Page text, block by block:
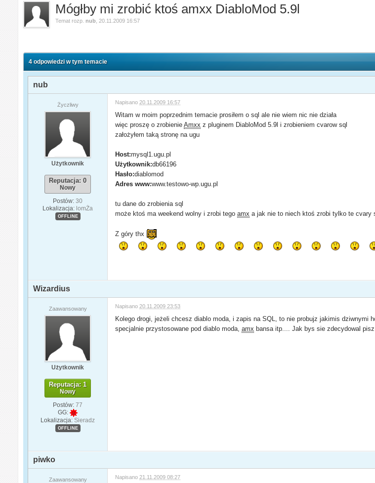
Mógłby mi zrobić ktoś amxx DiabloMod 5.9l
Temat rozp.nub 20.11.2009 16:57
4 odpowiedzi w tym temacie
nub
Życzliwy
Użytkownik
Reputacja: 0
Nowy
Postów: 30
Lokalizacja: lomŻa
OFFLINE
Napisano 20.11.2009 16:57
Witam w moim poprzednim temacie prosiłem o sql ale nie wiem nic nie działa
więc proszę o zrobienieAmxx z pluginem DiabloMod 5.9l i zrobieniem cvarow sql
założyłem taką stronę na ugu
Host:mysql1.ugu.pl
Użytkownik:db66196
Hasło:diablomod
Adres www:www.testowo-wp.ugu.pl
tu dane do zrobienia sql
może ktoś ma weekend wolny i zrobi tegoamx a jak nie to niech ktoś zrobi tylko te cvary
Z góry thx
Wizardius
Zaawansowany
Użytkownik
Reputacja: 1
Nowy
Postów: 77
GG:
Lokalizacja: Sieradz
OFFLINE
Napisano 20.11.2009 23:53
Kolego drogi, jeżeli chcesz diablo moda, i zapis na SQL, to nie probujz jakimis
specjalnie przystosowane pod diablo moda,amx bansa itp.... Jak bys sie zdecydowal
piwko
Zaawansowany Napisano 21.11.2009 08:27